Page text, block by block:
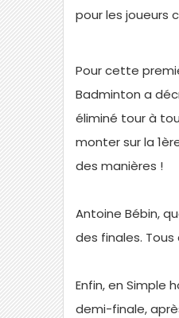
pour les joueurs
Pour cette
Badminton a
éliminé tour à
monter sur la
des manières !
Antoine Bébin,
des finales.
Enfin, en Simple
demi-finale,